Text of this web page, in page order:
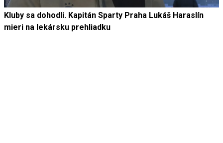
Kluby sa dohodli. Kapitán Sparty Praha Lukáš Haraslín
mieri na lekársku prehliadku